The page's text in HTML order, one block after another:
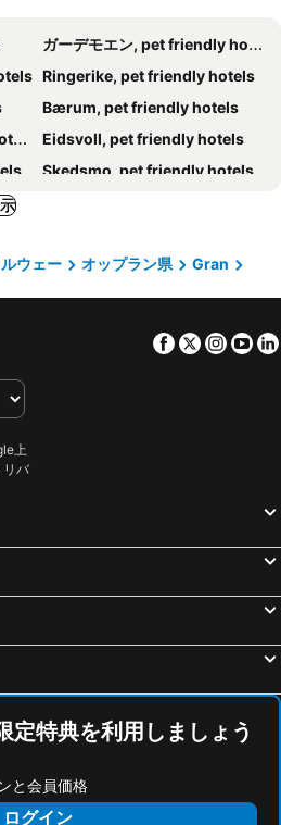
ガーデモエン, pet friendly hotels
Ringerike, pet friendly hotels
Bærum, pet friendly hotels
Eidsvoll, pet friendly hotels
Skedsmo, pet friendly hotels
Gjerdrum, pet friendly hotels
Søndre Land, pet friendly hotels
ルウェー オップラン県
Gran
Facebook
Twitter
上
リバ
定特典を利用しましょう
と会員価格
ログイン